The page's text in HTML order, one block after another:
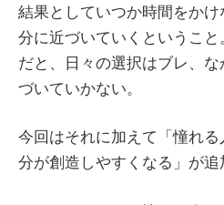
結果としていつか時間をか
分に近づいていくというこ
だと、日々の選択はブレ、
づいていかない。
今回はそれに加えて「憧れ
分が創造しやすくなる」が追